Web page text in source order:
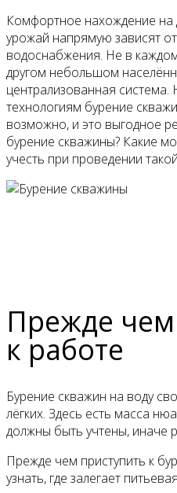
Комфортное нахождение на
урожай напрямую зависят
водоснабжения. Не в
другом небольшом
централизованная
технологиям бурение
возможно, и это выгодное
бурение скважины? Какие
учесть при проведении
Прежде чем
к работе
Бурение скважин на воду
лёгких. Здесь есть масса
должны быть учтены, иначе
Прежде чем приступить к
узнать, где залегает